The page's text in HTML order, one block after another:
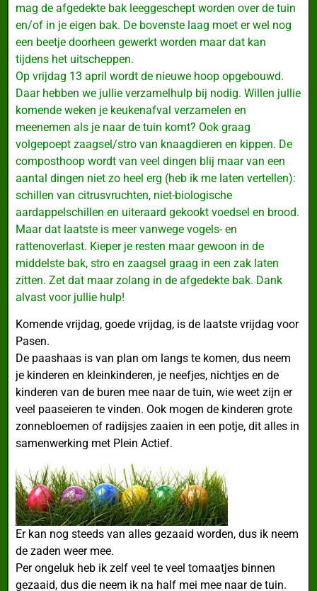
mag de afgedekte bak leeggeschept worden over de tuin
en/of in je eigen bak. De bovenste laag moet er wel nog
een beetje doorheen gewerkt worden maar dat kan
tijdens het uitscheppen.
Op vrijdag 13 april wordt de nieuwe hoop opgebouwd.
Daar hebben we jullie verzamelhulp bij nodig. Willen jullie
komende weken je keukenafval verzamelen en
meenemen als je naar de tuin komt? Ook graag
volgepoept zaagsel/stro van knaagdieren en kippen. De
composthoop wordt van veel dingen blij maar van een
aantal dingen niet zo heel erg (heb ik me laten vertellen):
schillen van citrusvruchten, niet-biologische
aardappelschillen en uiteraard gekookt voedsel en brood.
Maar dat laatste is meer vanwege vogels- en
rattenoverlast. Kieper je resten maar gewoon in de
middelste bak, stro en zaagsel graag in een zak laten
zitten. Zet dat maar zolang in de afgedekte bak. Dank
alvast voor jullie hulp!
Komende vrijdag, goede vrijdag, is de laatste vrijdag voor
Pasen.
De paashaas is van plan om langs te komen, dus neem
je kinderen en kleinkinderen, je neefjes, nichtjes en de
kinderen van de buren mee naar de tuin, wie weet zijn er
veel paaseieren te vinden. Ook mogen de kinderen grote
zonnebloemen of radijsjes zaaien in een potje, dit alles in
samenwerking met Plein Actief.
Er kan nog steeds van alles gezaaid worden, dus ik neem
de zaden weer mee.
Per ongeluk heb ik zelf veel te veel tomaatjes binnen
gezaaid, dus die neem ik na half mei mee naar de tuin.